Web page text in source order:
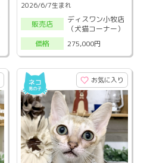
2026/6/7生まれ
販売店
ディスワン小牧店
（犬猫コーナー）
価格
275,000円
お気に入り